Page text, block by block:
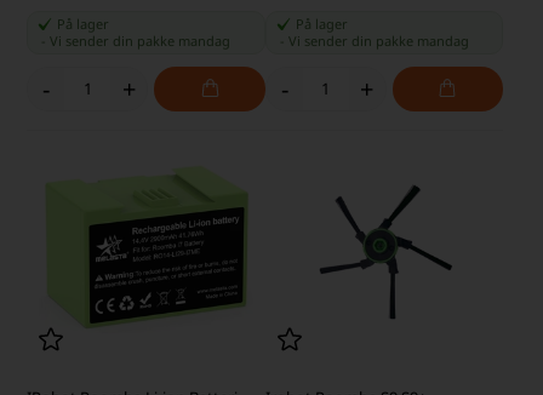
På lager
-Vi sender din pakke mandag
- +
På lager
Vi sender din pakke mandag
- +